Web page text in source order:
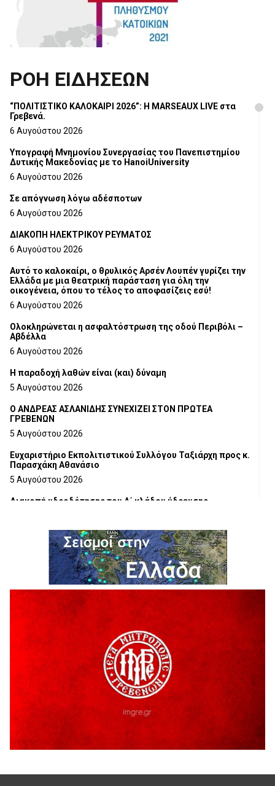
ΡΟΗ ΕΙΔΗΣΕΩΝ
“ΠΟΛΙΤΙΣΤΙΚΟ ΚΑΛΟΚΑΙΡΙ 2026”: Η MARSEAUX LIVE στα
Γρεβενά.
6 Αυγούστου 2026
Υπογραφή Μνημονίου Συνεργασίας του Πανεπιστημίου
Δυτικής Μακεδονίας με το HanoiUniversity
6 Αυγούστου 2026
Σε απόγνωση λόγω αδέσποτων
6 Αυγούστου 2026
ΔΙΑΚΟΠΗ ΗΛΕΚΤΡΙΚΟΥ ΡΕΥΜΑΤΟΣ
6 Αυγούστου 2026
Αυτό το καλοκαίρι, ο θρυλικός Αρσέν Λουπέν γυρίζει την
Ελλάδα με μια θεατρική παράσταση για όλη την
οικογένεια, όπου το τέλος το αποφασίζεις εσύ!
6 Αυγούστου 2026
Ολοκληρώνεται η ασφαλτόστρωση της οδού Περιβόλι –
Αβδέλλα
6 Αυγούστου 2026
H παραδοχή λαθών είναι (και) δύναμη
5 Αυγούστου 2026
Ο ΑΝΔΡΕΑΣ ΑΣΛΑΝΙΔΗΣ ΣΥΝΕΧΙΖΕΙ ΣΤΟΝ ΠΡΩΤΕΑ
ΓΡΕΒΕΝΩΝ
5 Αυγούστου 2026
Ευχαριστήριο Εκπολιτιστικού Συλλόγου Ταξιάρχη προς κ.
Παρασχάκη Αθανάσιο
5 Αυγούστου 2026
Διακοπή υδροδότησης του Α΄ κλάδου ύδρευσης
Η Marseaux στα Γρεβενά για μια μοναδική συναυλία
5 Αυγούστου 2026
Θερινό Σινεμά στο πλαίσιο του «Πολιτιστικού
Καλοκαιριού 2026» με την βραβευμένη ταινία «Μικρές
Ανάσες».
5 Αυγούστου 2026
Γρεβενά: Συνελήφθη 18χρονος αλλοδαπός, για κλοπή
εξοπλισμού γυμναστηρίου
5 Αυγούστου 2026
ΑΗ ΛΑΟΣ | 5 Αυγούστου | Υπαίθριο Θέατρο “Καστράκι”,
41η Γιορτή Κρασιού στο Τρίκωμο – «Γιορτή Παράδοσης»
5 Αυγούστου 2026